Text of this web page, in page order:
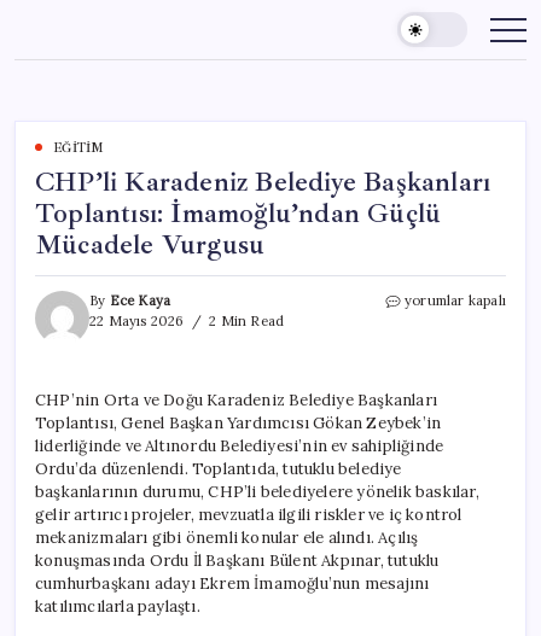
content
EĞITIM
CHP’li Karadeniz Belediye Başkanları
Toplantısı: İmamoğlu’ndan Güçlü
Mücadele Vurgusu
By Ece Kaya
22 Mayıs 2026
2 Min Read
CHP’li
İmamoğlu’ndan
Güçlü
Mücadele
için
yorumlar kapalı
CHP’nin Orta ve Doğu Karadeniz Belediye Başkanları
Toplantısı, Genel Başkan Yardımcısı Gökan Zeybek’in
liderliğinde ve Altınordu Belediyesi’nin ev sahipliğinde
Ordu’da düzenlendi. Toplantıda, tutuklu belediye
başkanlarının durumu, CHP’li belediyelere yönelik baskılar,
gelir artırıcı projeler, mevzuatla ilgili riskler ve iç kontrol
mekanizmaları gibi önemli konular ele alındı. Açılış
konuşmasında Ordu İl Başkanı Bülent Akpınar, tutuklu
cumhurbaşkanı adayı Ekrem İmamoğlu’nun mesajını
katılımcılarla paylaştı.